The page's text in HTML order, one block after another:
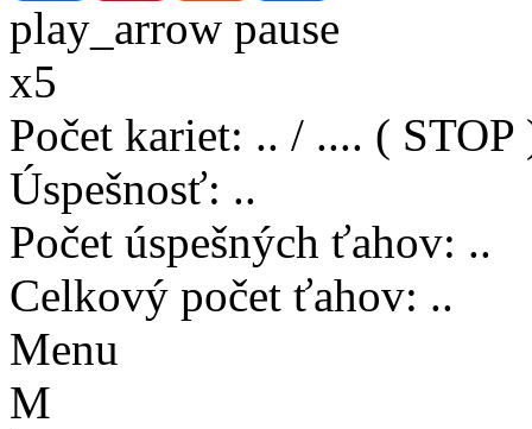
play_arrow pause
x5
Počet kariet: .. / .... ( STOP
Úspešnosť: ..
Počet úspešných ťahov: ..
Celkový počet ťahov: ..
Menu
M